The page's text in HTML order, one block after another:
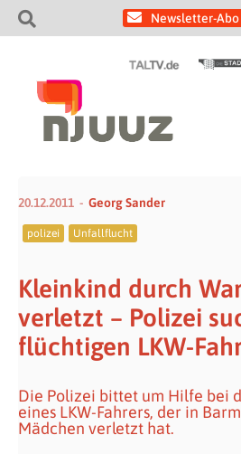
Newsletter-Abo
20.12.2011 Georg Sander
polizei Unfallflucht
Kleinkind durch
verletzt – Polizei
flüchtigen LKW-
Die Polizei bittet um Hilfe bei
eines LKW-Fahrers, der in
Mädchen verletzt hat.